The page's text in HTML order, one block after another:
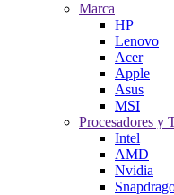
Marca
HP
Lenovo
Acer
Apple
Asus
MSI
Procesadores y
Intel
AMD
Nvidia